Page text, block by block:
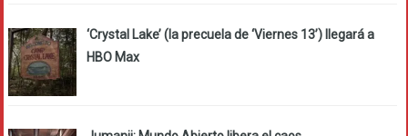
‘Crystal Lake’ (la precuela de ‘Viernes 13’) llegará a
HBO Max